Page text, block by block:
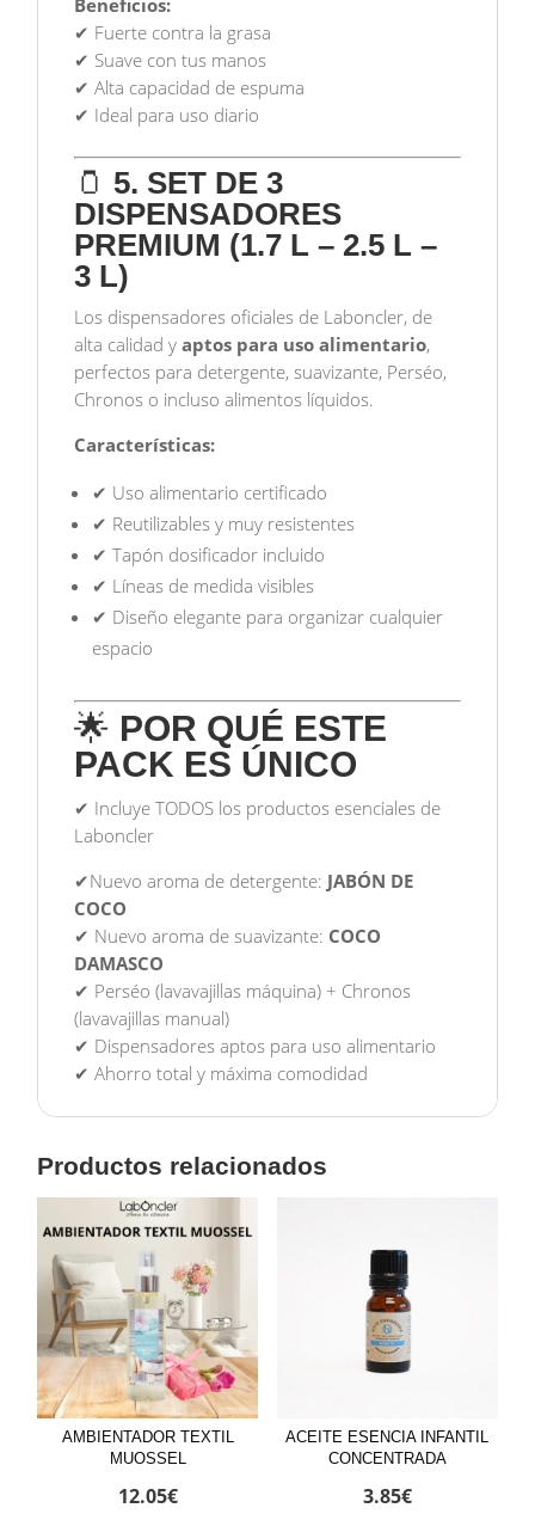
Beneficios:
✔ Fuerte contra la grasa
✔ Suave con tus manos
✔ Alta capacidad de espuma
✔ Ideal para uso diario
🫙 5. SET DE 3
DISPENSADORES
PREMIUM (1.7 L – 2.5 L –
3 L)
Los dispensadores oficiales de Laboncler, de
alta calidad yaptos para uso alimentario,
perfectos para detergente, suavizante, Perséo,
Chronos o incluso alimentos líquidos.
Características:
✔ Uso alimentario certificado
✔ Reutilizables y muy resistentes
✔ Tapón dosificador incluido
✔ Líneas de medida visibles
✔ Diseño elegante para organizar cualquier
espacio
🌟 POR QUÉ ESTE
PACK ES ÚNICO
✔ Incluye TODOS los productos esenciales de
Laboncler
✔Nuevo aroma de detergente: JABÓN DE
COCO
✔ Nuevo aroma de suavizante: COCO
DAMASCO
✔ Perséo (lavavajillas máquina) + Chronos
(lavavajillas manual)
✔ Dispensadores aptos para uso alimentario
✔ Ahorro total y máxima comodidad
Productos relacionados
AMBIENTADOR TEXTIL
MUOSSEL
12.05€
ACEITE ESENCIA INFANTIL
CONCENTRADA
3.85€